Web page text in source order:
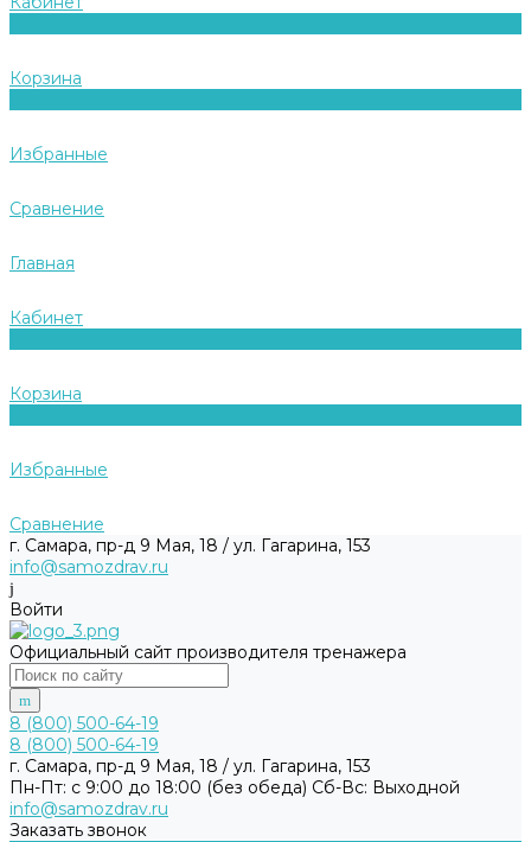
Корзина
Избранные
Сравнение
Главная
Кабинет
Корзина
Избранные
Сравнение
г. Самара, пр-д 9 Мая, 18 / ул. Гагарина, 153
info@samozdrav.ru
Войти
Официальный сайт производителя тренажера
8 (800) 500-64-19
8 (800) 500-64-19
г. Самара, пр-д 9 Мая, 18 / ул. Гагарина, 153
Пн-Пт: с 9:00 до 18:00 (без обеда) Cб-Вс: Выходной
info@samozdrav.ru
Заказать звонок